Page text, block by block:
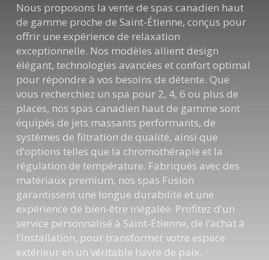
Nous proposons la vente de spas canadien haut
de gamme proche de Saint-Étienne, conçus pour
offrir une expérience de relaxation
exceptionnelle. Nos modèles allient design
élégant, technologies avancées et confort optimal
pour répondre à vos besoins de détente. Que
vous recherchiez un spa pour 2, 4, 6 ou plus de
places, nos spas canadien haut de gamme sont
équipés de jets massants performants, de
systèmes de filtration de qualité, ainsi que
d’options telles que la chromothérapie et la
régulation de température. Fabriqués avec des
matériaux premium, nos spas Fusion
garantissent une longue durabilité et une
expérience de bien-être inégalée. Profitez d’un
service personnalisé à Saint-Étienne, de l’achat à
l’installation, pour transformer votre espace
extérieur en un véritable havre de paix.